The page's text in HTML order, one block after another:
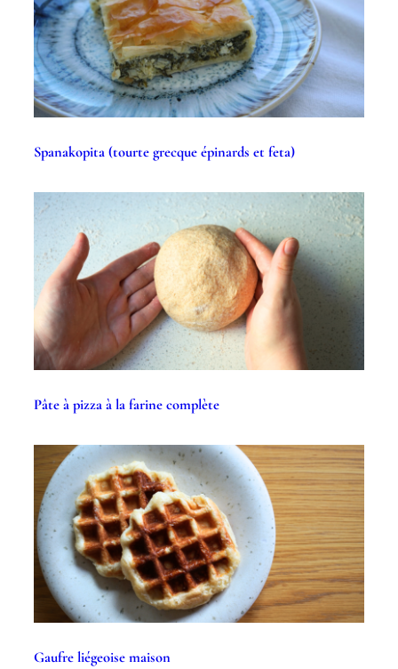
Spanakopita (tourte grecque épinards et feta)
Pâte à pizza à la farine complète
Gaufre liégeoise maison